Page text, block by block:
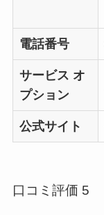
電話番号
サービス オ
プション
公式サイト
口コミ評価 5